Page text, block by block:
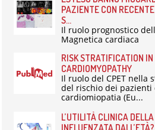
PAZIENTE CON
S...
Il ruolo prognostico
Magnetica cardiaca
RISK STRATIFICATION IN
CARDIOMYOPATHY
Il ruolo del CPET nella
del rischio dei pazienti
cardiomiopatia (Eu...
L’UTILITÀ CLINICA
INFLUENZATA DALL’ETÀ?